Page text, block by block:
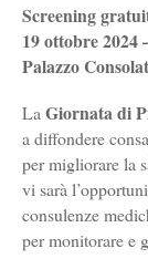
Screening
19 ottobre
Palazzo
LaGiornata di
a diffondere
per migliorare la
vi sarà
consulenze
per monitorare e